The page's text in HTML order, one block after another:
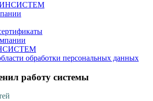
ИНСИСТЕМ
обработки персональных данных
работу системы